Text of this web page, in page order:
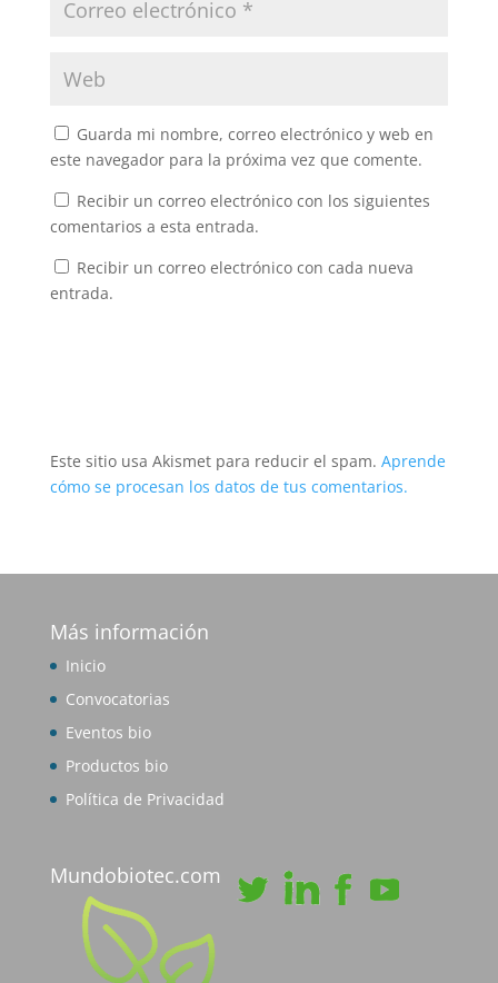
Guarda mi nombre, correo electrónico y web en
este navegador para la próxima vez que comente.
Recibir un correo electrónico con los siguientes
comentarios a esta entrada.
Recibir un correo electrónico con cada nueva
entrada.
Este sitio usa Akismet para reducir el spam. Aprende
cómo se procesan los datos de tus comentarios.
Más información
Inicio
Convocatorias
Eventos bio
Productos bio
Política de Privacidad
Mundobiotec.com